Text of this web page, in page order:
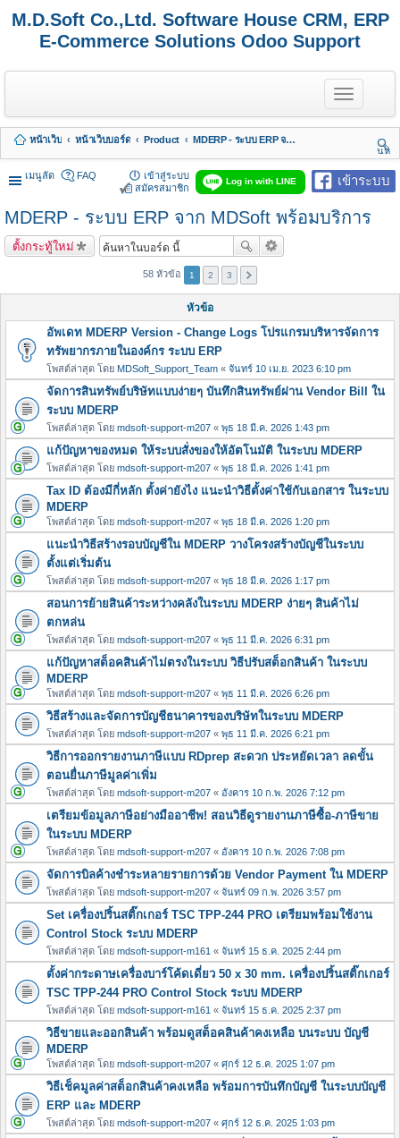
M.D.Soft Co.,Ltd. Software House CRM, ERP
E-Commerce Solutions Odoo Support
T
o
g
e
n
a
i
g
n
หน้าเว็บ หน้าเว็บบอร์ด Product
MDERP - ระบบ ERP จาก MDSoft พร้อมบริการ
นห
า
เมนูลัด
เข้าระบบ
Log in with LINE
FAQ
เข้าสู่ระบบ
สมัครสมาชิก
MDERP - ระบบ ERP จาก MDSoft พร้อมบริการ
ตั้งกระทู้ใหม่
58 หัวข้อ 1 2 3
หัวข้อ
อัพเดท MDERP Version - Change Logs โปรแกรมบริหารจัดการ
ทรัพยากรภายในองค์กร ระบบ ERP
โพสต์ล่าสุด โดย MDSoft_Support_Team « จันทร์ 10 เม.ย. 2023 6:10 pm
จัดการสินทรัพย์บริษัทแบบง่ายๆ บันทึกสินทรัพย์ผ่าน Vendor Bill ใน
ระบบ MDERP
โพสต์ล่าสุด โดย mdsoft-support-m207 « พุธ 18 มี.ค. 2026 1:43 pm
แก้ปัญหาของหมด ให้ระบบสั่งของให้อัตโนมัติ ในระบบ MDERP
โพสต์ล่าสุด โดย mdsoft-support-m207 « พุธ 18 มี.ค. 2026 1:41 pm
Tax ID ต้องมีกี่หลัก ตั้งค่ายังไง แนะนำวิธีตั้งค่าใช้กับเอกสาร ในระบบ
MDERP
โพสต์ล่าสุด โดย mdsoft-support-m207 « พุธ 18 มี.ค. 2026 1:20 pm
แนะนำวิธีสร้างรอบบัญชีใน MDERP วางโครงสร้างบัญชีในระบบ
ตั้งแต่เริ่มต้น
โพสต์ล่าสุด โดย mdsoft-support-m207 « พุธ 18 มี.ค. 2026 1:17 pm
สอนการย้ายสินค้าระหว่างคลังในระบบ MDERP ง่ายๆ สินค้าไม่
ตกหล่น
โพสต์ล่าสุด โดย mdsoft-support-m207 « พุธ 11 มี.ค. 2026 6:31 pm
แก้ปัญหาสต็อคสินค้าไม่ตรงในระบบ วิธีปรับสต็อกสินค้า ในระบบ
MDERP
โพสต์ล่าสุด โดย mdsoft-support-m207 « พุธ 11 มี.ค. 2026 6:26 pm
วิธีสร้างและจัดการบัญชีธนาคารของบริษัทในระบบ MDERP
โพสต์ล่าสุด โดย mdsoft-support-m207 « พุธ 11 มี.ค. 2026 6:21 pm
วิธีการออกรายงานภาษีแบบ RDprep สะดวก ประหยัดเวลา ลดขั้น
ตอนยื่นภาษีมูลค่าเพิ่ม
โพสต์ล่าสุด โดย mdsoft-support-m207 « อังคาร 10 ก.พ. 2026 7:12 pm
เตรียมข้อมูลภาษีอย่างมืออาชีพ! สอนวิธีดูรายงานภาษีซื้อ-ภาษีขาย
ในระบบ MDERP
โพสต์ล่าสุด โดย mdsoft-support-m207 « อังคาร 10 ก.พ. 2026 7:08 pm
จัดการบิลค้างชำระหลายรายการด้วย Vendor Payment ใน MDERP
โพสต์ล่าสุด โดย mdsoft-support-m207 « จันทร์ 09 ก.พ. 2026 3:57 pm
Set เครื่องปริ้นสติ๊กเกอร์ TSC TPP-244 PRO เตรียมพร้อมใช้งาน
Control Stock ระบบ MDERP
โพสต์ล่าสุด โดย mdsoft-support-m161 « จันทร์ 15 ธ.ค. 2025 2:44 pm
ตั้งค่ากระดาษเครื่องบาร์โค้ดเดี่ยว 50 x 30 mm. เครื่องปริ้นสติ๊กเกอร์
TSC TPP-244 PRO Control Stock ระบบ MDERP
โพสต์ล่าสุด โดย mdsoft-support-m161 « จันทร์ 15 ธ.ค. 2025 2:37 pm
วิธีขายและออกสินค้า พร้อมดูสต็อคสินค้าคงเหลือ บนระบบ บัญชี
MDERP
โพสต์ล่าสุด โดย mdsoft-support-m207 « ศุกร์ 12 ธ.ค. 2025 1:07 pm
วิธีเช็คมูลค่าสต็อกสินค้าคงเหลือ พร้อมการบันทึกบัญชี ในระบบบัญชี
ERP และ MDERP
โพสต์ล่าสุด โดย mdsoft-support-m207 « ศุกร์ 12 ธ.ค. 2025 1:03 pm